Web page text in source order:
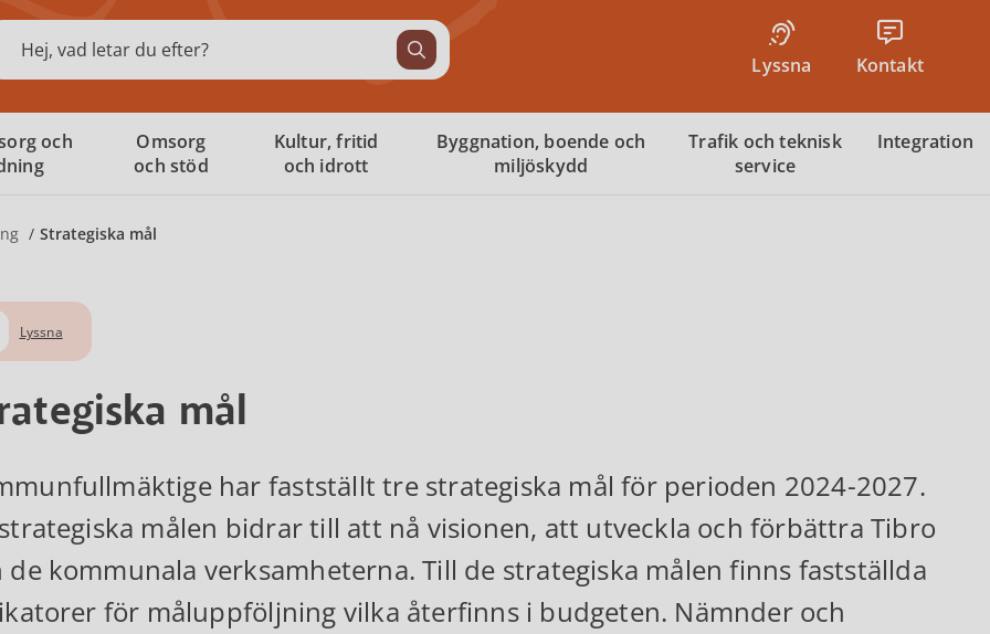
Lyssna Kontakt
och
Omsorg
och stöd
Kultur, fritid
och idrott
Byggnation, boende och
miljöskydd
Trafik och teknisk
service
Integration
Strategiska mål
Lyssna
mål
har fastställt tre strategiska mål för perioden 2024-2027.
målen bidrar till att nå visionen, att utveckla och förbättra Tibro
de kommunala verksamheterna. Till de strategiska målen finns fastställda
för måluppföljning vilka återfinns i budgeten. Nämnder och